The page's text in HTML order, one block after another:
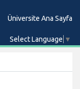
Üniversite Ana Sayfa
Select Language ▼